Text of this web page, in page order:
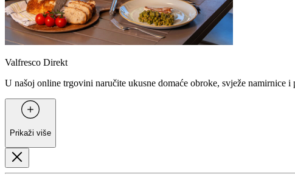
Valfresco Direkt
U našoj online trgovini naručite ukusne domaće obroke, svježe namirnice
Prikaži više